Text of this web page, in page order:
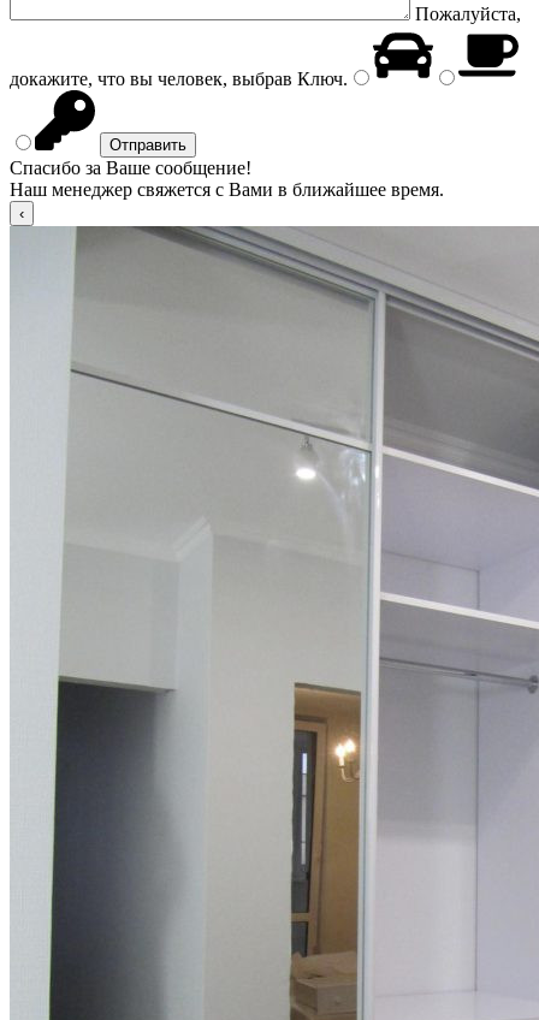
Пожалуйста,
докажите, что вы человек, выбрав Ключ.
Спасибо за Ваше сообщение!
Наш менеджер свяжется с Вами в ближайшее время.